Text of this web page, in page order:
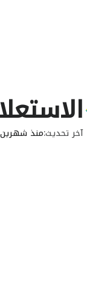
آخر تحديثمنذ شهرين